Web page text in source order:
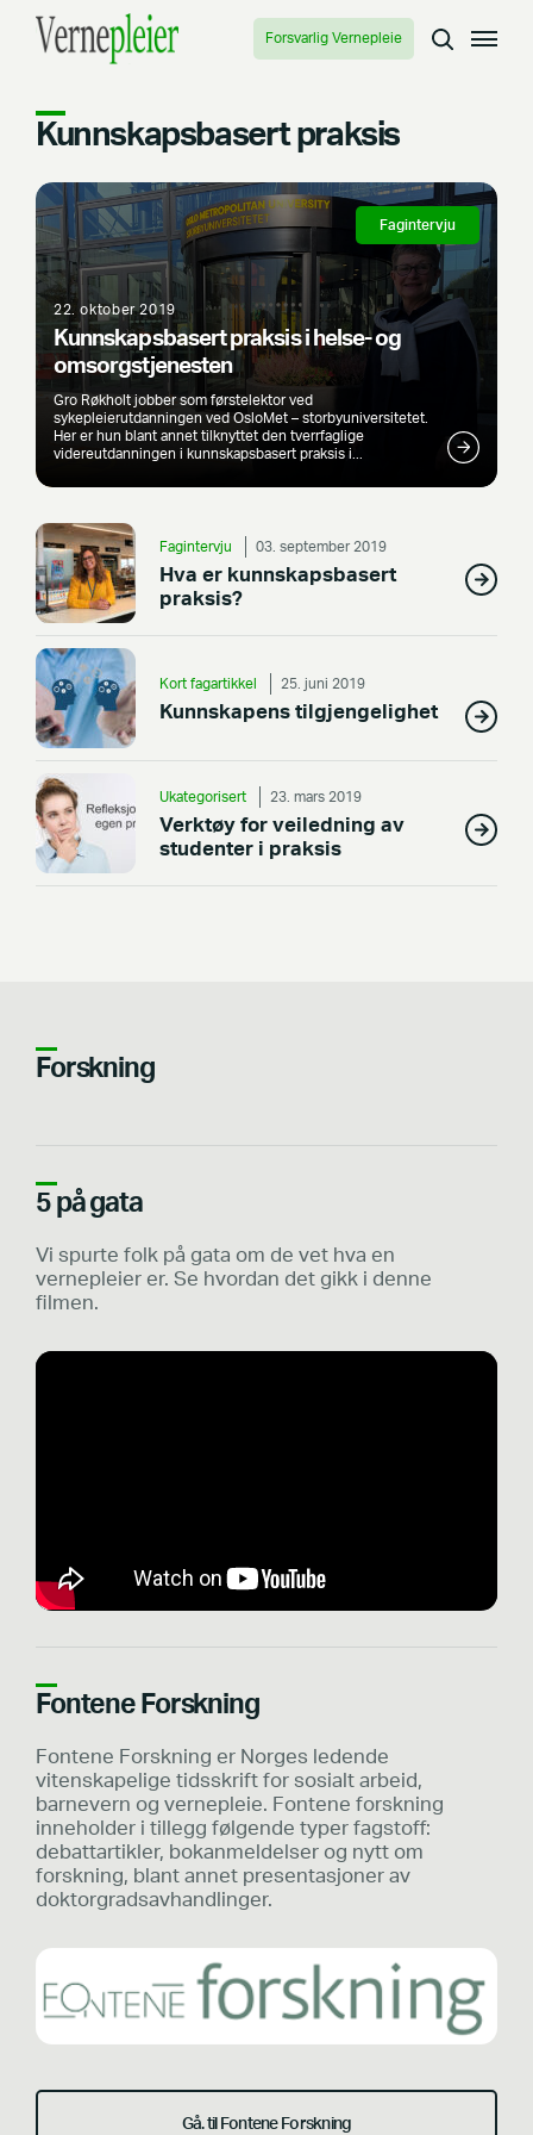
Forsvarlig Vernepleie
Kunnskapsbasert praksis
Fagintervju
22. oktober 2019
Kunnskapsbasert praksis i helse- og
omsorgstjenesten
Gro Røkholt jobber som førstelektor ved
sykepleierutdanningen ved OsloMet – storbyuniversitetet.
Her er hun blant annet tilknyttet den tverrfaglige
videreutdanningen i kunnskapsbasert praksis i...
Fagintervju 03. september 2019
Hva er kunnskapsbasert
praksis?
Kort fagartikkel 25. juni 2019
Kunnskapens tilgjengelighet
Ukategorisert 23. mars 2019
Verktøy for veiledning av
studenter i praksis
Forskning
5 på gata
Vi spurte folk på gata om de vet hva en
vernepleier er. Se hvordan det gikk i denne
filmen.
Fontene Forskning
Fontene Forskning er Norges ledende
vitenskapelige tidsskrift for sosialt arbeid,
barnevern og vernepleie. Fontene forskning
inneholder i tillegg følgende typer fagstoff:
debattartikler, bokanmeldelser og nytt om
forskning, blant annet presentasjoner av
doktorgradsavhandlinger.
Gå. til Fontene Forskning